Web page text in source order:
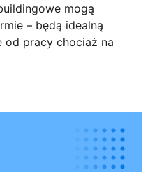
mogą
– będą idealną
od pracy chociaż na